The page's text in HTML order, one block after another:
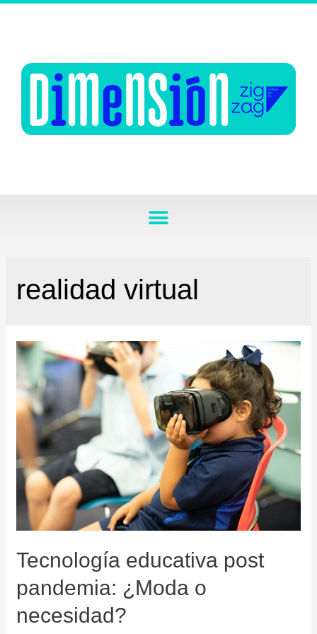
realidad virtual
Tecnología educativa post
pandemia: ¿Moda o
necesidad?